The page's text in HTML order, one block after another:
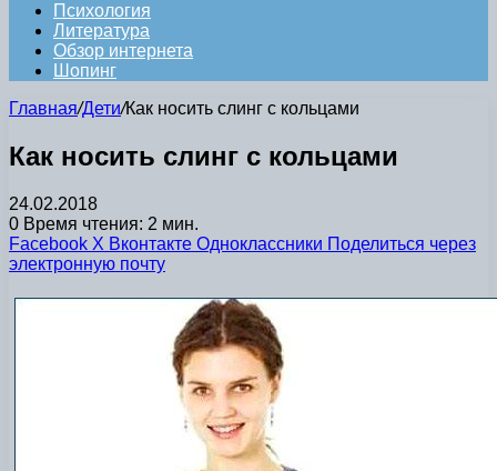
Психология
Литература
Обзор интернета
Шопинг
Главная/Дети/Как носить слинг с кольцами
Как носить слинг с кольцами
24.02.2018
0 Время чтения: 2 мин.
Facebook X Вконтакте Одноклассники Поделиться через
электронную почту